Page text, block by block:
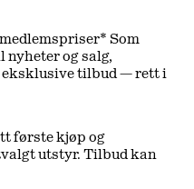
Som
og salg,
tilbud — rett i
første kjøp og
utstyr. Tilbud kan